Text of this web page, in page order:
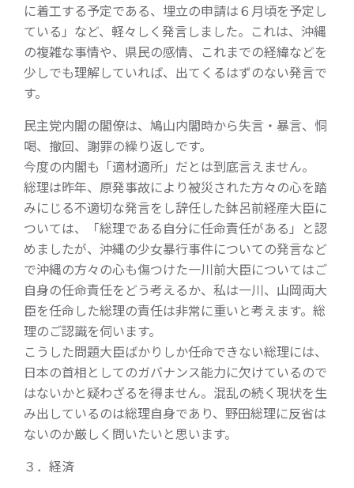
に着工する予定である、埋立の申請は６月頃を予定し
ている」など、軽々しく発言しました。これは、沖縄
の複雑な事情や、県民の感情、これまでの経緯などを
少しでも理解していれば、出てくるはずのない発言で
す。
民主党内閣の閣僚は、鳩山内閣時から失言・暴言、恫
喝、撤回、謝罪の繰り返しです。
今度の内閣も「適材適所」だとは到底言えません。
総理は昨年、原発事故により被災された方々の心を踏
みにじる不適切な発言をし辞任した鉢呂前経産大臣に
ついては、「総理である自分に任命責任がある」と認
めましたが、沖縄の少女暴行事件についての発言など
で沖縄の方々の心も傷つけた一川前大臣についてはご
自身の任命責任をどう考えるか、私は一川、山岡両大
臣を任命した総理の責任は非常に重いと考えます。総
理のご認識を伺います。
こうした問題大臣ばかりしか任命できない総理には、
日本の首相としてのガバナンス能力に欠けているので
はないかと疑わざるを得ません。混乱の続く現状を生
み出しているのは総理自身であり、野田総理に反省は
ないのか厳しく問いたいと思います。
３．経済